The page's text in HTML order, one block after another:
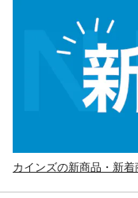
カインズの新商品・新着